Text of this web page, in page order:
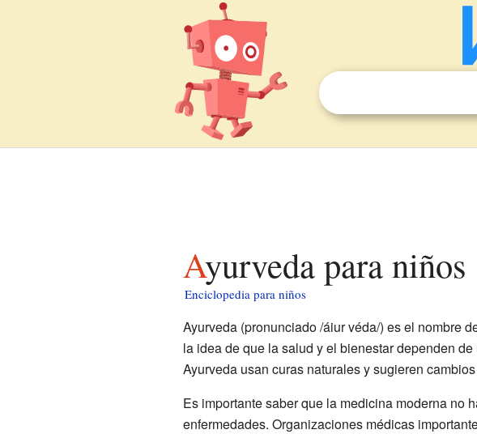
Ayurveda para niños
Enciclopedia para niños
Ayurveda (pronunciado /áiur véda/) es el nombre
la idea de que la salud y el bienestar dependen
Ayurveda usan curas naturales y sugieren
Es importante saber que la medicina moderna no
enfermedades. Organizaciones médicas